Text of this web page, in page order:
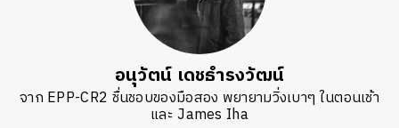
อนุวัตน์ เดชธำรงวัฒน์
จาก EPP-CR2 ชื่นชอบของมือสอง พยายามวิ่งเบาๆ ในตอนเช้า
และ James Iha